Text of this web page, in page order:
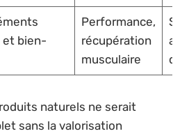
et bien-
Performance,
récupération
musculaire
de
naturels ne serait
sans la valorisation